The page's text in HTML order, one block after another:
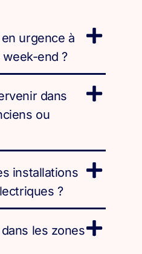
urgence à
end ?
dans
ou
installations
?
les zones